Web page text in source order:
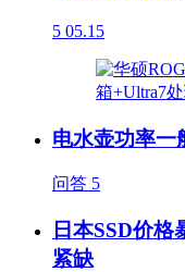
5 05.15
电水壶功率一
问答 5
日本SSD价
紧缺